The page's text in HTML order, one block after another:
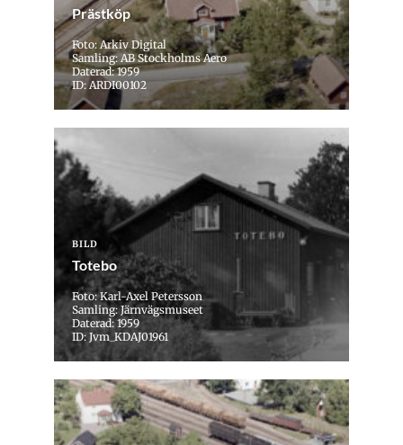
Prästköp
Foto: Arkiv Digital
Samling: AB Stockholms Aero
Daterad: 1959
ID: ARDI00102
BILD
Totebo
Foto: Karl-Axel Petersson
Samling: Järnvägsmuseet
Daterad: 1959
ID: Jvm_KDAJ01961